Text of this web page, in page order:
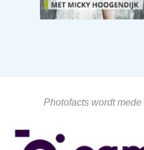
Photofacts wordt